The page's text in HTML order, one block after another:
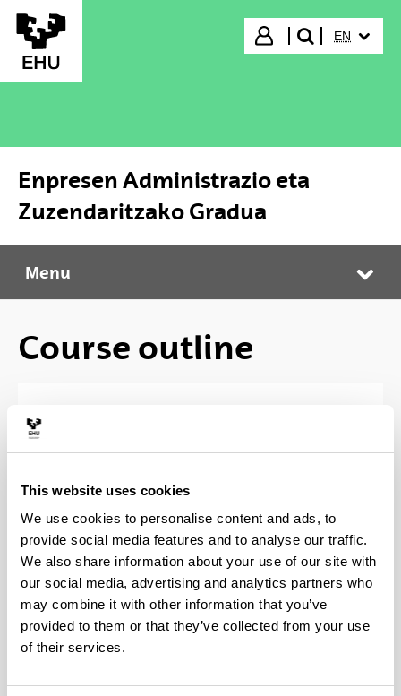
This website uses cookies
We use cookies to personalise content and ads, to
provide social media features and to analyse our traffic.
We also share information about your use of our site with
our social media, advertising and analytics partners who
may combine it with other information that you’ve
provided to them or that they’ve collected from your use
of their services.
Skip to Main Content
Login
search"
EN
Enpresen Administrazio eta
Zuzendaritzako Gradua
Enpresen Administrazio eta Zuzendaritzako Gradua
Menu
Course outline
Para obtener el Grado será necesario cumplir
una de las siguientes condiciones: cursar dos
asignaturas del grado en inglés, francés o
alemán; haber participado con aprovechamiento
en un programa de intercambio o prácticas a un
país de habla distinta al castellano al menos en
un cuatrimestre; o poseer certificado oficial de
Nivel B2 en el marco común europeo de